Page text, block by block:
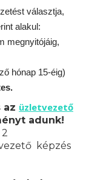
választja,
alakul:
megnyitójáig,
hónap 15-éig)
az üzletvezető
adunk!
képzés